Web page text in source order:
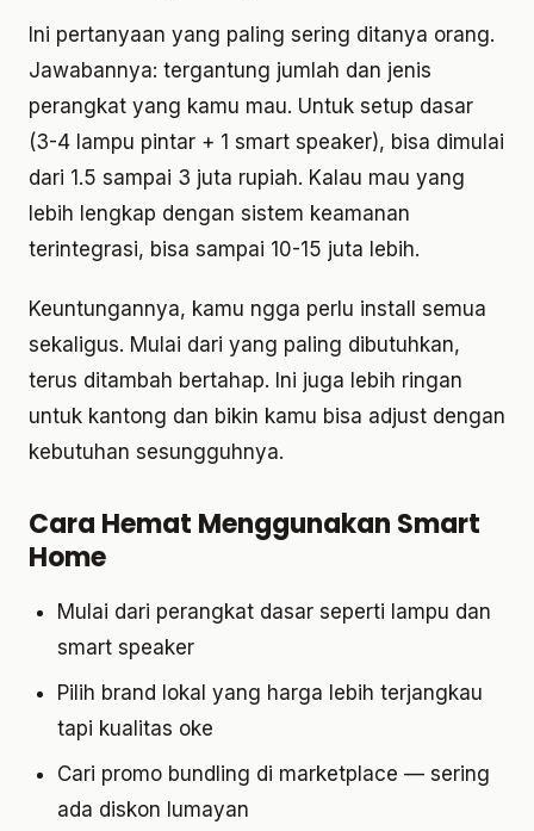
Ini pertanyaan yang paling sering ditanya orang.
Jawabannya: tergantung jumlah dan jenis
perangkat yang kamu mau. Untuk setup dasar
(3-4 lampu pintar + 1 smart speaker), bisa dimulai
dari 1.5 sampai 3 juta rupiah. Kalau mau yang
lebih lengkap dengan sistem keamanan
terintegrasi, bisa sampai 10-15 juta lebih.
Keuntungannya, kamu ngga perlu install semua
sekaligus. Mulai dari yang paling dibutuhkan,
terus ditambah bertahap. Ini juga lebih ringan
untuk kantong dan bikin kamu bisa adjust dengan
kebutuhan sesungguhnya.
Cara Hemat Menggunakan Smart
Home
Mulai dari perangkat dasar seperti lampu dan
smart speaker
Pilih brand lokal yang harga lebih terjangkau
tapi kualitas oke
Cari promo bundling di marketplace — sering
ada diskon lumayan